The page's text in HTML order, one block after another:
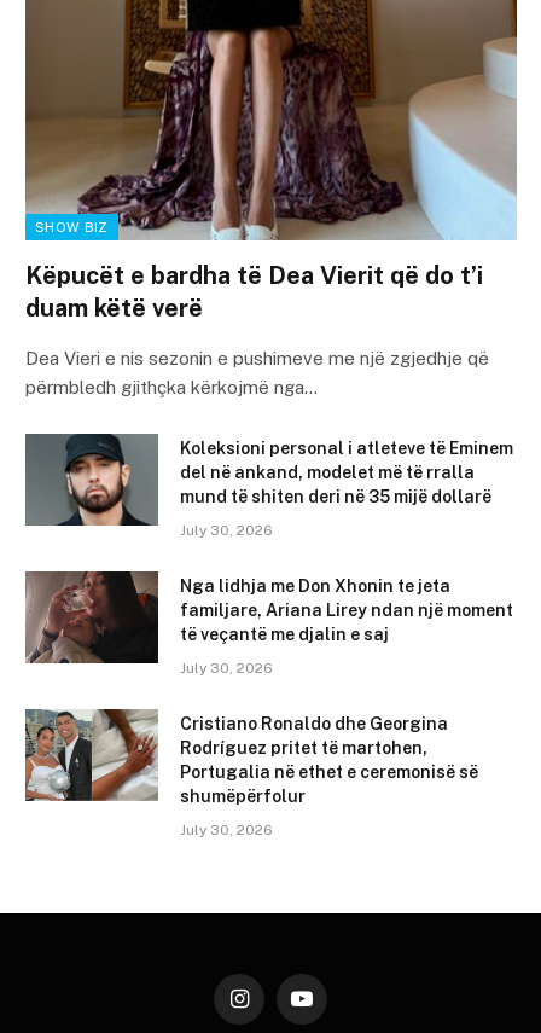
SHOW BIZ
Këpucët e bardha të Dea Vierit që do t’i
duam këtë verë
Dea Vieri e nis sezonin e pushimeve me një zgjedhje që
përmbledh gjithçka kërkojmë nga…
Koleksioni personal i atleteve të Eminem
del në ankand, modelet më të rralla
mund të shiten deri në 35 mijë dollarë
July 30, 2026
Nga lidhja me Don Xhonin te jeta
familjare, Ariana Lirey ndan një moment
të veçantë me djalin e saj
July 30, 2026
Cristiano Ronaldo dhe Georgina
Rodríguez pritet të martohen,
Portugalia në ethet e ceremonisë së
shumëpërfolur
July 30, 2026
InstagramYouTube